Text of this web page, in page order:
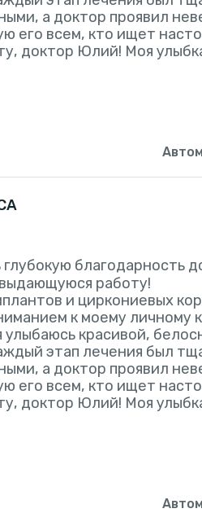
а доктор проявил
его всем, кто ищет
доктор Юлий! Моя
глубокую благодарность
работу!
и циркониевых
к моему
улыбаюсь красивой,
этап лечения был
а доктор проявил
его всем, кто ищет
доктор Юлий! Моя